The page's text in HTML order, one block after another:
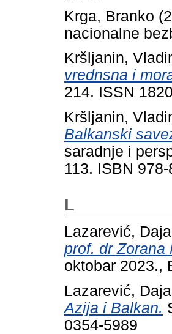
Krga, Branko
nacionalne
Kršljanin,
vrednsna i
214. ISSN
Kršljanin,
Balkanski
saradnje i
113. ISBN
L
Lazarević,
prof. dr Zorana
oktobar 2023.,
Lazarević,
Azija i Balkan.
0354-5989